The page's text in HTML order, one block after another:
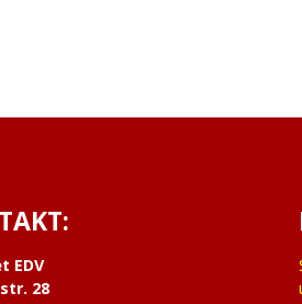
EDV
28